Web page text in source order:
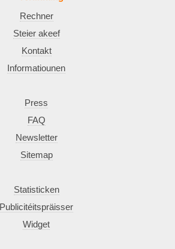
Rechner
Steier akeef
Kontakt
Informatiounen
Press
FAQ
Newsletter
Sitemap
Statisticken
Publicitéitspräisser
Widget